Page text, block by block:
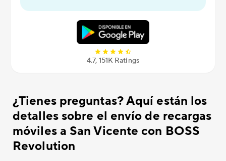
4.7, 151K Ratings
¿Tienes preguntas? Aquí están los
detalles sobre el envío de recargas
móviles a San Vicente con BOSS
Revolution